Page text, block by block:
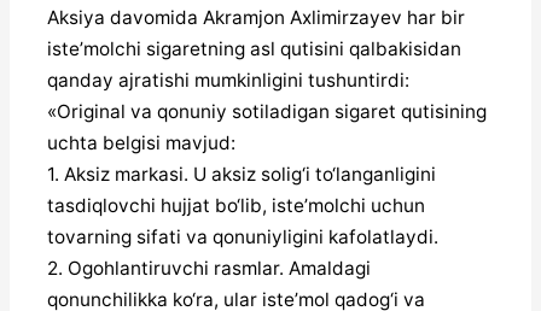
Aksiya davomida Akramjon Axlimirzayev har bir
iste’molchi sigaretning asl qutisini qalbakisidan
qanday ajratishi mumkinligini tushuntirdi:
«Original va qonuniy sotiladigan sigaret qutisining
uchta belgisi mavjud:
1. Aksiz markasi. U aksiz solig‘i to‘langanligini
tasdiqlovchi hujjat bo‘lib, iste’molchi uchun
tovarning sifati va qonuniyligini kafolatlaydi.
2. Ogohlantiruvchi rasmlar. Amaldagi
qonunchilikka ko‘ra, ular iste’mol qadog‘i va